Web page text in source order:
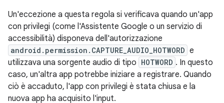
Un'eccezione a questa regola si verificava quando un'app
con privilegi (come l'Assistente Google o un servizio di
accessibilità) disponeva dell'autorizzazione
android.permission.CAPTURE_AUDIO_HOTWORD e
utilizzava una sorgente audio di tipo HOTWORD . In questo
caso, un'altra app potrebbe iniziare a registrare. Quando
ciò è accaduto, l'app con privilegi è stata chiusa e la
nuova app ha acquisito l'input.